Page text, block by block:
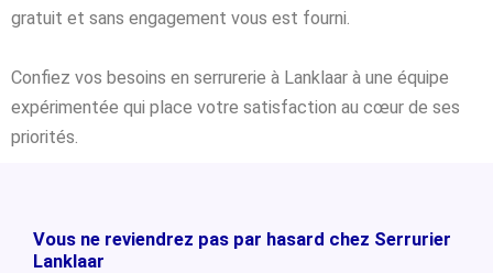
gratuit et sans engagement vous est fourni.
Confiez vos besoins en serrurerie à Lanklaar à une équipe
expérimentée qui place votre satisfaction au cœur de ses
priorités.
Vous ne reviendrez pas par hasard chez Serrurier
Lanklaar